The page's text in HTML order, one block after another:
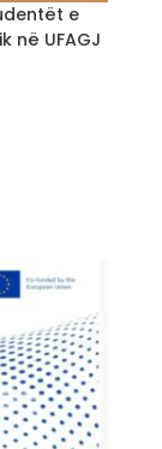
e
në UFAGJ